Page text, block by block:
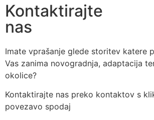
Kontaktirajte
nas
Imate vprašanje glede storitev katere
Vas zanima novogradnja, adaptacija
okolice?
Kontaktirajte nas preko kontaktov s
povezavo spodaj